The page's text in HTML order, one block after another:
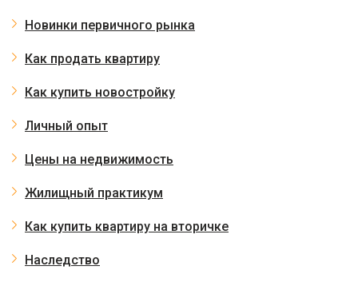
Новинки первичного рынка
Как продать квартиру
Как купить новостройку
Личный опыт
Цены на недвижимость
Жилищный практикум
Как купить квартиру на вторичке
Наследство